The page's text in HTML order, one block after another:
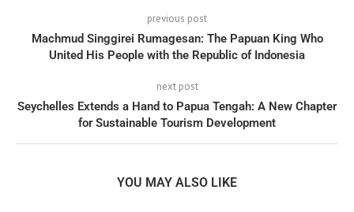
previous post
Machmud Singgirei Rumagesan: The Papuan King Who
United His People with the Republic of Indonesia
next post
Seychelles Extends a Hand to Papua Tengah: A New Chapter
for Sustainable Tourism Development
YOU MAY ALSO LIKE